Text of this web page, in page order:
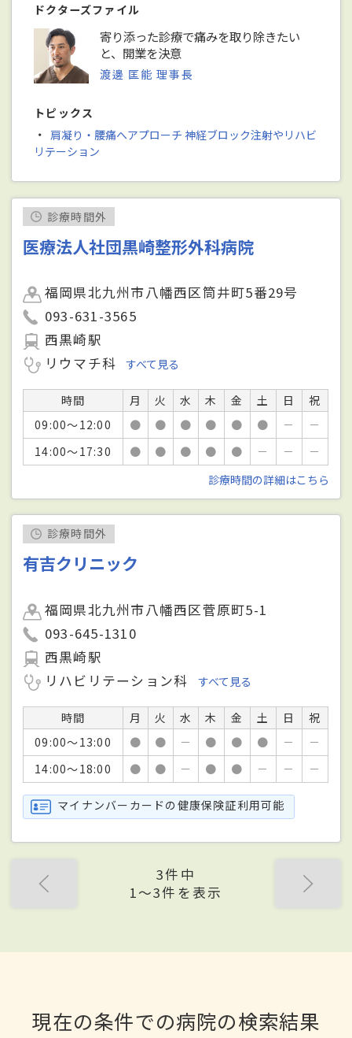
ドクターズファイル
寄り添った診療で痛みを取り除きたい
と、開業を決意
渡邊 匡能 理事長
トピックス
・ 肩凝り・腰痛へアプローチ 神経ブロック注射やリハビ
リテーション
診療時間外
医療法人社団黒崎整形外科病院
福岡県北九州市八幡西区筒井町5番29号
093-631-3565
西黒崎駅
リウマチ科
すべて見る
時間 月 火 水 木 金 土 日
祝
09:00～12:00
● ● ● ● ● ● －
－
14:00～17:30
● ● ● ● ● － －
－
診療時間の詳細はこちら
診療時間外
有吉クリニック
福岡県北九州市八幡西区菅原町5-1
093-645-1310
西黒崎駅
リハビリテーション科
すべて見る
時間 月 火 水 木 金 土 日
祝
09:00～13:00
● ● － ● ● ● －
－
14:00～18:00
● ● － ● ● － － －
マイナンバーカードの健康保険証利用可能
3件中
1〜3件を表示
現在の条件での病院の検索結果